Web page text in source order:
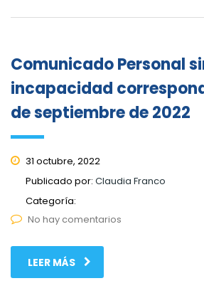
Comunicado Personal
incapacidad
de septiembre de 2022
31 octubre, 2022
Publicado por: Claudia Franco
Categoría:
No hay comentarios
LEER MÁS